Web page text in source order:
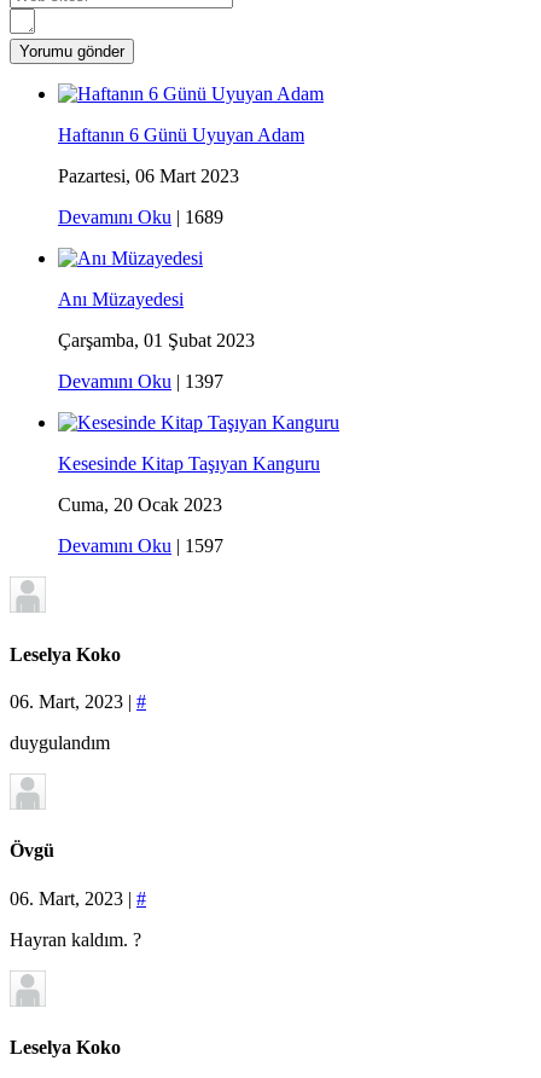
Haftanın 6 Günü Uyuyan Adam
Pazartesi, 06 Mart 2023
Devamını Oku | 1689
Anı Müzayedesi
Çarşamba, 01 Şubat 2023
Devamını Oku | 1397
Kesesinde Kitap Taşıyan Kanguru
Cuma, 20 Ocak 2023
Devamını Oku | 1597
Leselya Koko
06. Mart, 2023 | #
duygulandım
Övgü
06. Mart, 2023 | #
Hayran kaldım. ?
Leselya Koko